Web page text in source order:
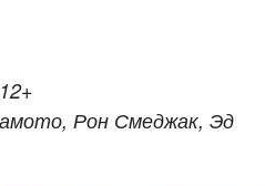
Рон Смеджак, Эд